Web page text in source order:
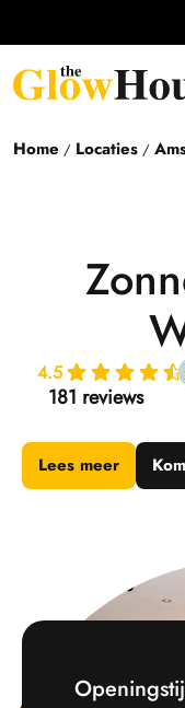
Home / Locaties /
4.5
181 reviews
Lees meer